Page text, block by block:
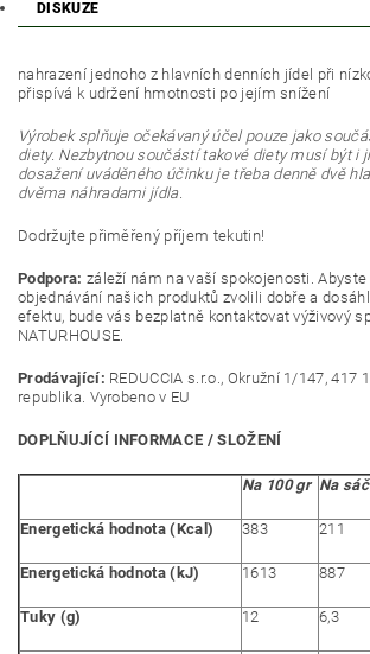
DISKUZE
nahrazení jednoho z hlavních denních jídel při
přispívá k udržení hmotnosti po jejím snížení
Výrobek splňuje očekávaný účel pouze jako
diety. Nezbytnou součástí takové diety musí být i
dosažení uváděného účinku je třeba denně dvě
dvěma náhradami jídla.
Dodržujte přiměřený příjem tekutin!
Podpora: záleží nám na vaší spokojenosti. Abyste
objednávání našich produktů zvolili dobře a
efektu, bude vás bezplatně kontaktovat výživový
NATURHOUSE.
Prodávající: REDUCCIA s.r.o., Okružní 1/147, 417
republika. Vyrobeno v EU
DOPLŇUJÍCÍ INFORMACE / SLOŽENÍ
Na 100 gr Na
Energetická hodnota (Kcal) 383 211
Energetická hodnota (kJ) 1613 887
Tuky (g) 12 6,3